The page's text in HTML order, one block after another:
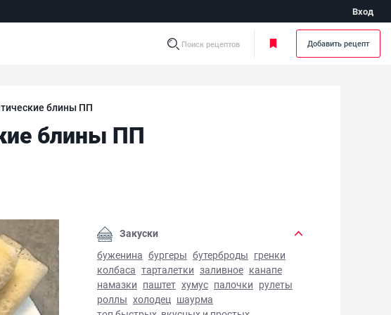
Вход
Поиск рецептов Добавить рецепт
блины ПП
блины ПП
Низкокалорийные диетические блины ПП - фото готового
Закуски
буженина бургеры бутерброды гренки
колбаса тарталетки заливное канапе
намазки паштет хумус палочки рулеты
роллы холодец шаурма